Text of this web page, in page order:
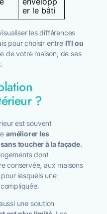
er le bâti
les différences
pour choisir entre ITI ou
de votre maison, de ses
?
est souvent
améliorer les
toucher à la façade.
dont
conservée, aux maisons
lesquels une
une solution